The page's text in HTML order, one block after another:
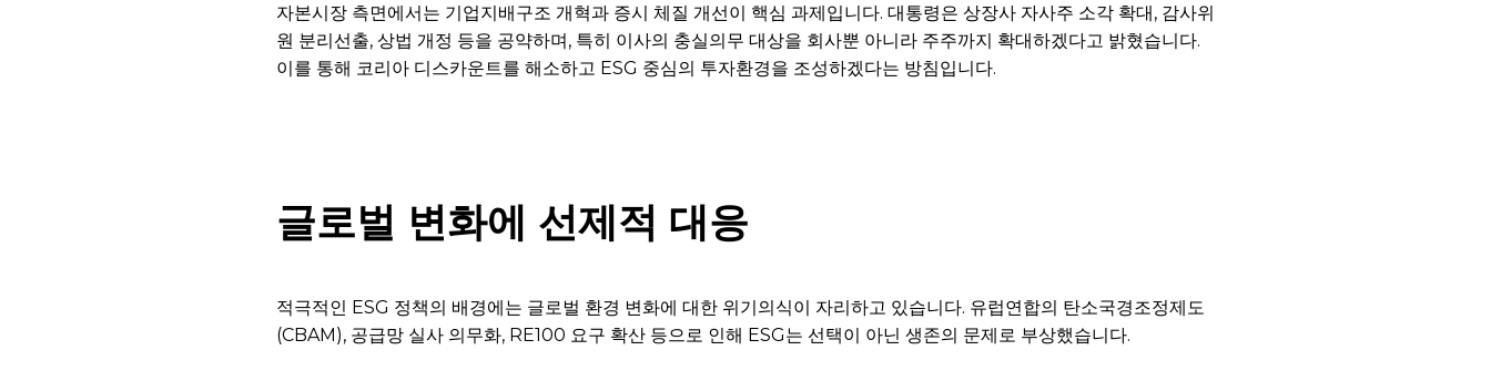
자본시장 측면에서는 기업지배구조 개혁과 증시 체질 개선이 핵심 과제입니다. 대통령은 상장사 자사주 소각 확대, 감사위
원 분리선출, 상법 개정 등을 공약하며, 특히 이사의 충실의무 대상을 회사뿐 아니라 주주까지 확대하겠다고 밝혔습니다.
이를 통해 코리아 디스카운트를 해소하고 ESG 중심의 투자환경을 조성하겠다는 방침입니다.
글로벌 변화에 선제적 대응
적극적인 ESG 정책의 배경에는 글로벌 환경 변화에 대한 위기의식이 자리하고 있습니다. 유럽연합의 탄소국경조정제도
(CBAM), 공급망 실사 의무화, RE100 요구 확산 등으로 인해 ESG는 선택이 아닌 생존의 문제로 부상했습니다.